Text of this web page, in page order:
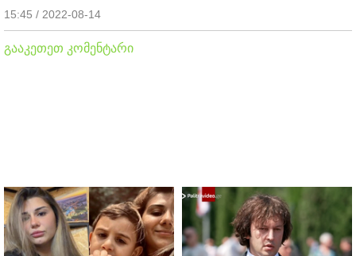
15:45 / 2022-08-14
გააკეთეთ კომენტარი